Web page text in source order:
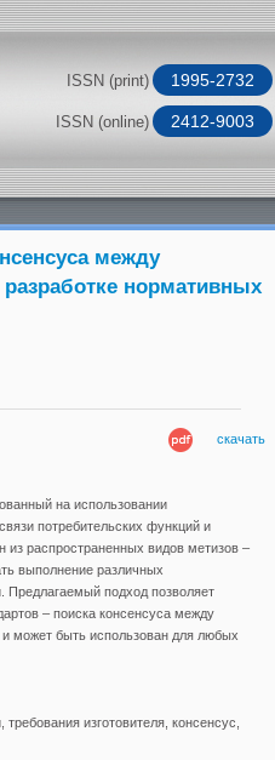
ISSN (print) 1995-2732
ISSN (online) 2412-9003
между
нормативных
скачать
на использовании
потребительских функций и
распространенных видов метизов –
выполнение различных
Предлагаемый подход позволяет
– поиска консенсуса между
может быть использован для любых
изготовителя, консенсус,